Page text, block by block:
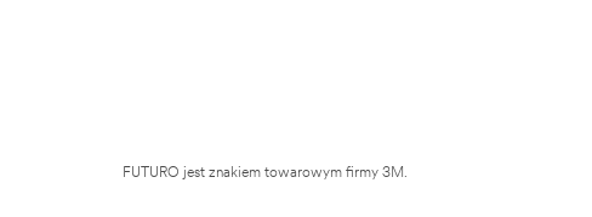
FUTURO jest znakiem towarowym firmy 3M.